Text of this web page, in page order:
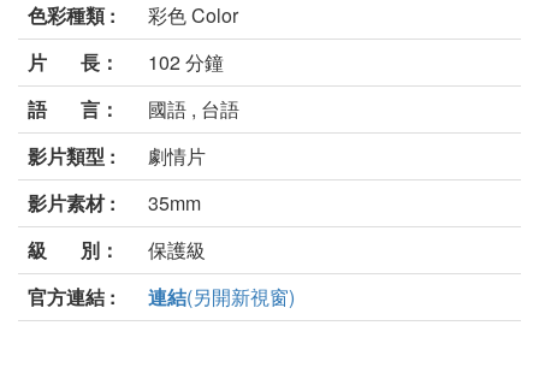
色彩種類 :
彩色 Color
片 長：
102 分鐘
語 言：
國語 , 台語
影片類型 :
劇情片
影片素材 :
35mm
級 別：
保護級
官方連結 :
連結(另開新視窗)